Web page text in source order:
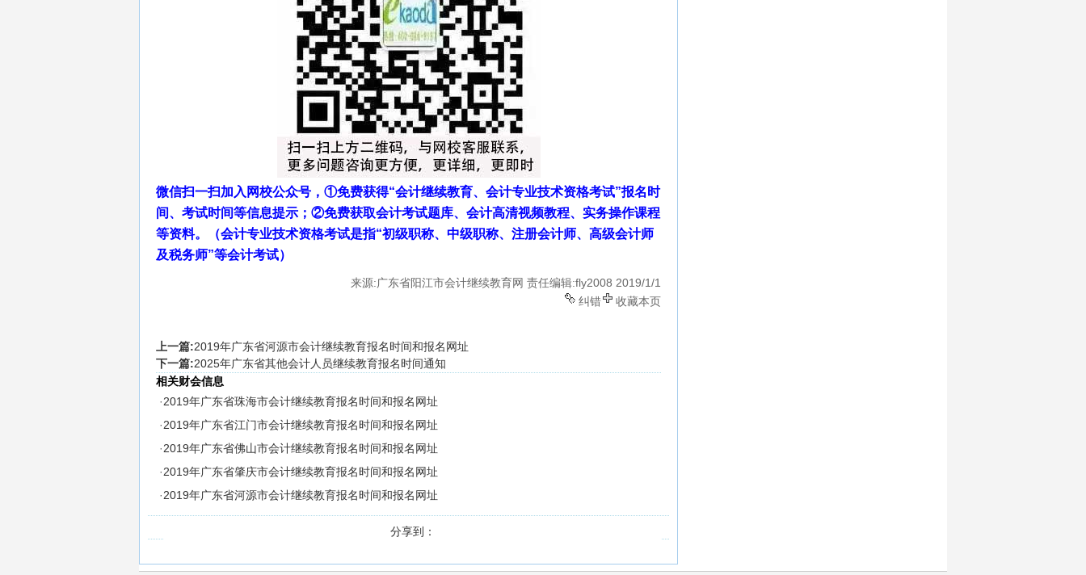
微信扫一扫加入网校公众号，①免费获得“会计继续教育、会计专业技术资格考试”报名时
间、考试时间等信息提示；②免费获取会计考试题库、会计高清视频教程、实务操作课程
等资料。（会计专业技术资格考试是指“初级职称、中级职称、注册会计师、高级会计师
及税务师”等会计考试）
来源:广东省阳江市会计继续教育网 责任编辑:fly2008 2019/1/1
纠错
收藏本页
上一篇:2019年广东省河源市会计继续教育报名时间和报名网址
下一篇:2025年广东省其他会计人员继续教育报名时间通知
相关财会信息
·2019年广东省珠海市会计继续教育报名时间和报名网址
·2019年广东省江门市会计继续教育报名时间和报名网址
·2019年广东省佛山市会计继续教育报名时间和报名网址
·2019年广东省肇庆市会计继续教育报名时间和报名网址
·2019年广东省河源市会计继续教育报名时间和报名网址
分享到：